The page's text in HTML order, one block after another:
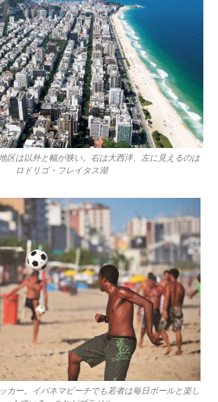
区は以外と幅が狭い。右は大西洋、左に見えるのは
ロドリゴ・フレイタス湖
カー。イパネマビーチでも若者は毎日ボールと楽し